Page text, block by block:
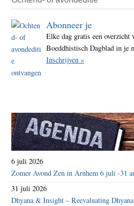
Abonneer je
Elke dag gratis een overzicht
Boeddhistisch Dagblad in je
Inschrijven »
6 juli 2026
Zomer Avond Zen in Arnhem 6 juli -31
31 juli 2026
Dhyana & Insight – Reevaluating Dhyana